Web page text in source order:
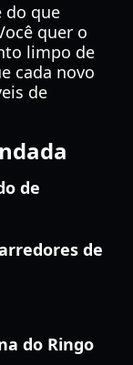
do que
quer o
limpo de
cada novo
de
de
de
do Ringo